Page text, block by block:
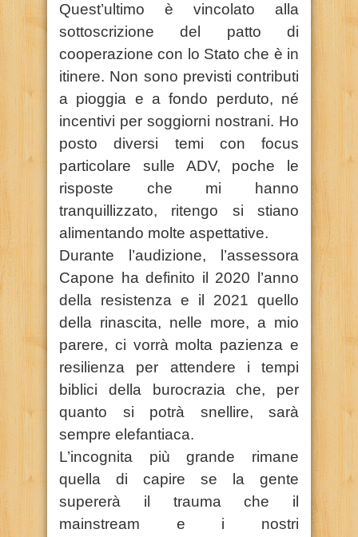
Quest’ultimo è vincolato alla
sottoscrizione del patto di
cooperazione con lo Stato che è in
itinere. Non sono previsti contributi
a pioggia e a fondo perduto, né
incentivi per soggiorni nostrani. Ho
posto diversi temi con focus
particolare sulle ADV, poche le
risposte che mi hanno
tranquillizzato, ritengo si stiano
alimentando molte aspettative.
Durante l’audizione, l’assessora
Capone ha definito il 2020 l’anno
della resistenza e il 2021 quello
della rinascita, nelle more, a mio
parere, ci vorrà molta pazienza e
resilienza per attendere i tempi
biblici della burocrazia che, per
quanto si potrà snellire, sarà
sempre elefantiaca.
L’incognita più grande rimane
quella di capire se la gente
supererà il trauma che il
mainstream e i nostri